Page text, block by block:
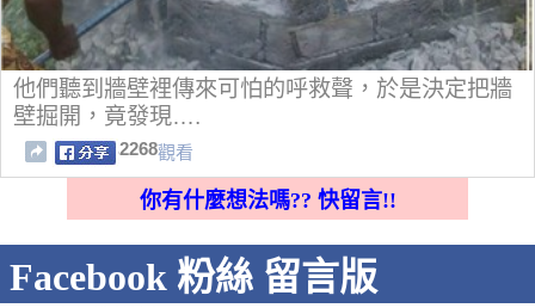
他們聽到牆壁裡傳來可怕的呼救聲，於是決定把牆
壁掘開，竟發現….
2268觀看
你有什麼想法嗎?? 快留言!!
Facebook 粉絲 留言版